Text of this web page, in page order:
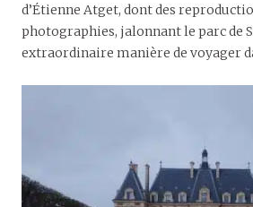
d’Étienne Atget, dont des
photographies, jalonnant le parc de
extraordinaire manière de voyager